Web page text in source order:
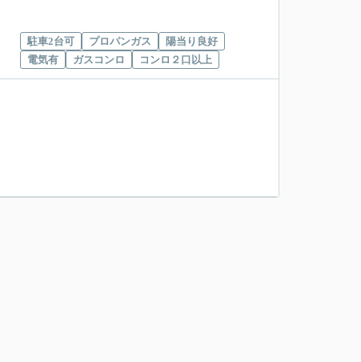
駐車2台可 プロパンガス
陽当り良好
電気有
ガスコンロ コンロ２口以上